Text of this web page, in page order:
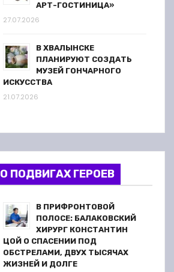
АРТ-ГОСТИНИЦА»
27.07.2026
В ХВАЛЫНСКЕ
ПЛАНИРУЮТ СОЗДАТЬ
МУЗЕЙ ГОНЧАРНОГО
ИСКУССТВА
21.07.2026
О ПОДВИГАХ ГЕРОЕВ
В ПРИФРОНТОВОЙ
ПОЛОСЕ: БАЛАКОВСКИЙ
ХИРУРГ КОНСТАНТИН
ЦОЙ О СПАСЕНИИ ПОД
ОБСТРЕЛАМИ, ДВУХ ТЫСЯЧАХ
ЖИЗНЕЙ И ДОЛГЕ